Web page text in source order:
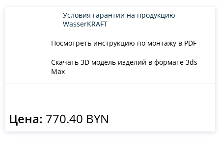
Посмотреть инструкцию по монтажу в PDF
Скачать 3D модель изделий в формате 3ds
Max
Условия гарантии на продукцию
WasserKRAFT
Цена: 770.40 BYN